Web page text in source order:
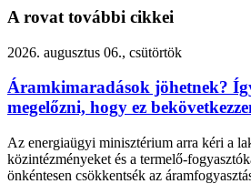
A rovat további cikkei
2026. augusztus 06., csütörtök
Áramkimaradások jöhetnek?
megelőzni, hogy ez
Az energiaügyi minisztérium arra kéri a
közintézményeket és a termelő-
önkéntesen csökkentsék az